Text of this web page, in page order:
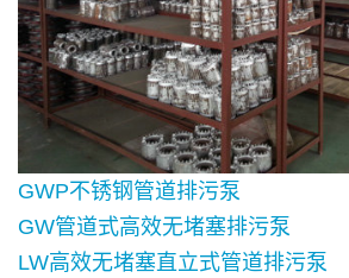
GWP不锈钢管道排污泵
GW管道式高效无堵塞排污泵
LW高效无堵塞直立式管道排污泵